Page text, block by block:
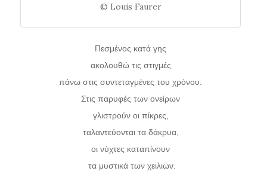
© Louis Faurer
Πεσμένος κατά γης
ακολουθώ τις στιγμές
πάνω στις συντεταγμένες του χρόνου.
Στις παρυφές των ονείρων
γλιστρούν οι πίκρες,
ταλαντεύονται τα δάκρυα,
οι νύχτες καταπίνουν
τα μυστικά των χειλιών.